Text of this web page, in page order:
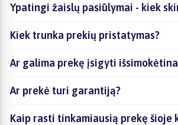
Ypatingi žaislų pasiūlymai - kiek
Kiek trunka prekių pristatymas?
Ar galima prekę įsigyti
Ar prekė turi garantiją?
Kaip rasti tinkamiausią prekę šioje